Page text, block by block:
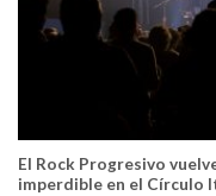
El Rock Progresivo
imperdible en el Círculo